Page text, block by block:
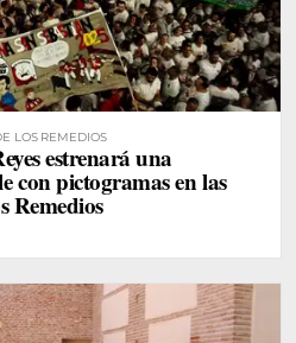
LOS REMEDIOS
estrenará una
con pictogramas en las
Remedios